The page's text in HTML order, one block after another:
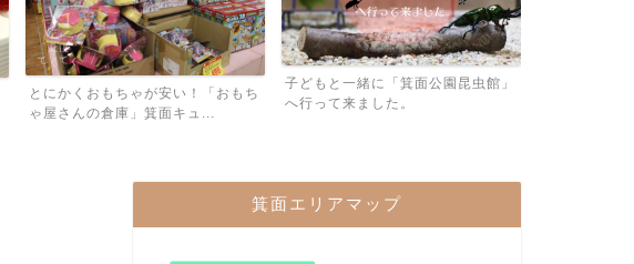
とにかくおもちゃが安い！「おもち
ゃ屋さんの倉庫」箕面キュ...
子どもと一緒に「箕面公園昆虫館」
へ行って来ました。
箕面エリアマップ